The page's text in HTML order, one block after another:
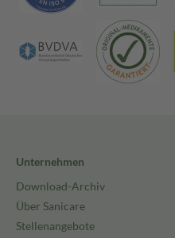
Unternehmen
Download-Archiv
Über Sanicare
Stellenangebote